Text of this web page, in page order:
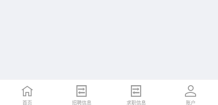
首页 招聘信息 求职信息 账户